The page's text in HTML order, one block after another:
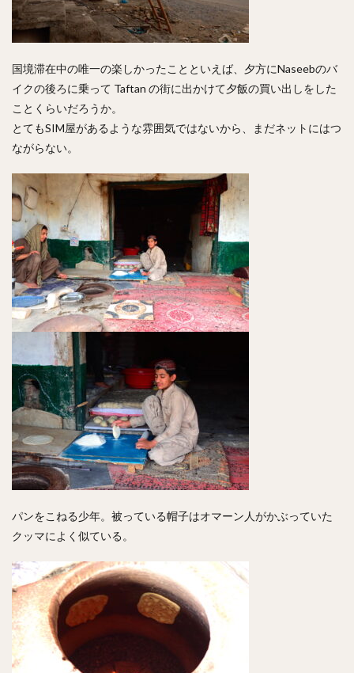
国境滞在中の唯一の楽しかったことといえば、夕方にNaseebのバ
イクの後ろに乗って Taftan の街に出かけて夕飯の買い出しをした
ことくらいだろうか。
とてもSIM屋があるような雰囲気ではないから、まだネットにはつ
ながらない。
パンをこねる少年。被っている帽子はオマーン人がかぶっていた
クッマによく似ている。